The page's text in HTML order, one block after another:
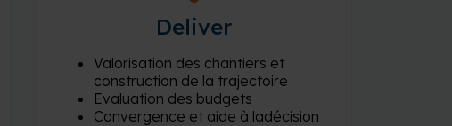
Deliver
Valorisation des chantiers et
construction de la trajectoire
Evaluation des budgets
Convergence et aide à ladécision